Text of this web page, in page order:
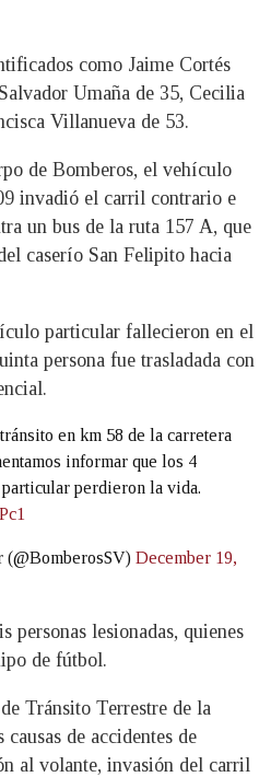
como Jaime Cortés
Umaña de 35, Cecilia
Villanueva de 53.
de Bomberos, el vehículo
invadió el carril contrario e
un bus de la ruta 157 A, que
caserío San Felipito hacia
particular fallecieron en el
persona fue trasladada con
en km 58 de la carretera
informar que los 4
perdieron la vida.
December 19,
personas lesionadas, quienes
de fútbol.
Tránsito Terrestre de la
de accidentes de
al volante, invasión del carril